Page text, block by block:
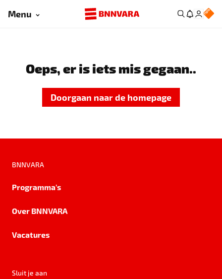
Menu
Oeps, er is iets mis gegaan..
Doorgaan naar de homepage
BNNVARA
Programma's
Over BNNVARA
Vacatures
Sluit je aan